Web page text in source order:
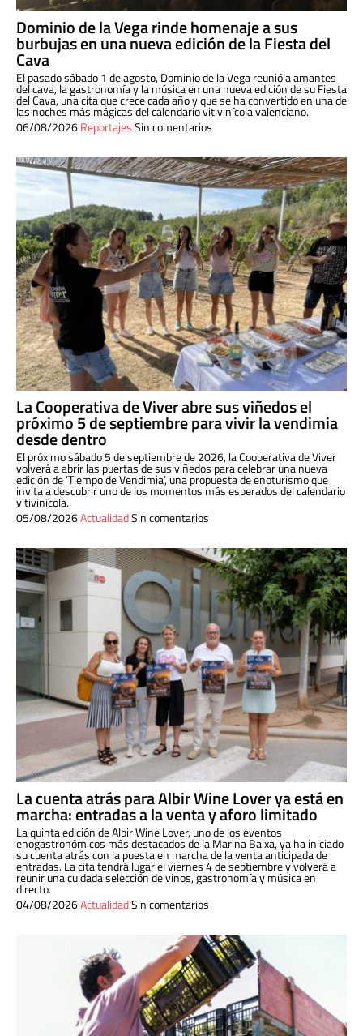
Dominio de la Vega rinde homenaje a sus
burbujas en una nueva edición de la Fiesta del
Cava
El pasado sábado 1 de agosto, Dominio de la Vega reunió a amantes
del cava, la gastronomía y la música en una nueva edición de su Fiesta
del Cava, una cita que crece cada año y que se ha convertido en una de
las noches más mágicas del calendario vitivinícola valenciano.
06/08/2026ReportajesSin comentarios
La Cooperativa de Viver abre sus viñedos el
próximo 5 de septiembre para vivir la vendimia
desde dentro
El próximo sábado 5 de septiembre de 2026, la Cooperativa de Viver
volverá a abrir las puertas de sus viñedos para celebrar una nueva
edición de ‘Tiempo de Vendimia’, una propuesta de enoturismo que
invita a descubrir uno de los momentos más esperados del calendario
vitivinícola.
05/08/2026ActualidadSin comentarios
La cuenta atrás para Albir Wine Lover ya está en
marcha: entradas a la venta y aforo limitado
La quinta edición de Albir Wine Lover, uno de los eventos
enogastronómicos más destacados de la Marina Baixa, ya ha iniciado
su cuenta atrás con la puesta en marcha de la venta anticipada de
entradas. La cita tendrá lugar el viernes 4 de septiembre y volverá a
reunir una cuidada selección de vinos, gastronomía y música en
directo.
04/08/2026ActualidadSin comentarios